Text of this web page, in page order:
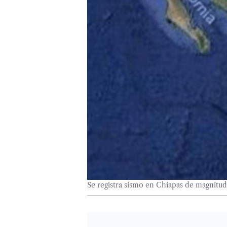
Se registra sismo en Chiapas de